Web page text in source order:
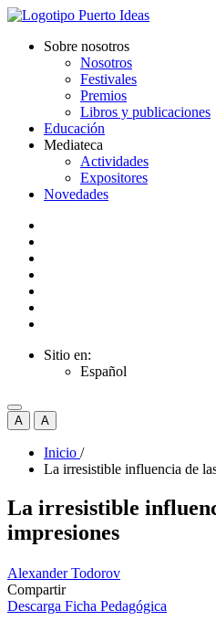
Sobre nosotros
Nosotros
Festivales
Premios
Libros y publicaciones
Educación
Mediateca
Actividades
Expositores
Novedades
Sitio en:
Español
A A
Inicio /
La irresistible influencia de
La irresistible
impresiones
Alexander Todorov
Compartir
Descarga Ficha Pedagógica